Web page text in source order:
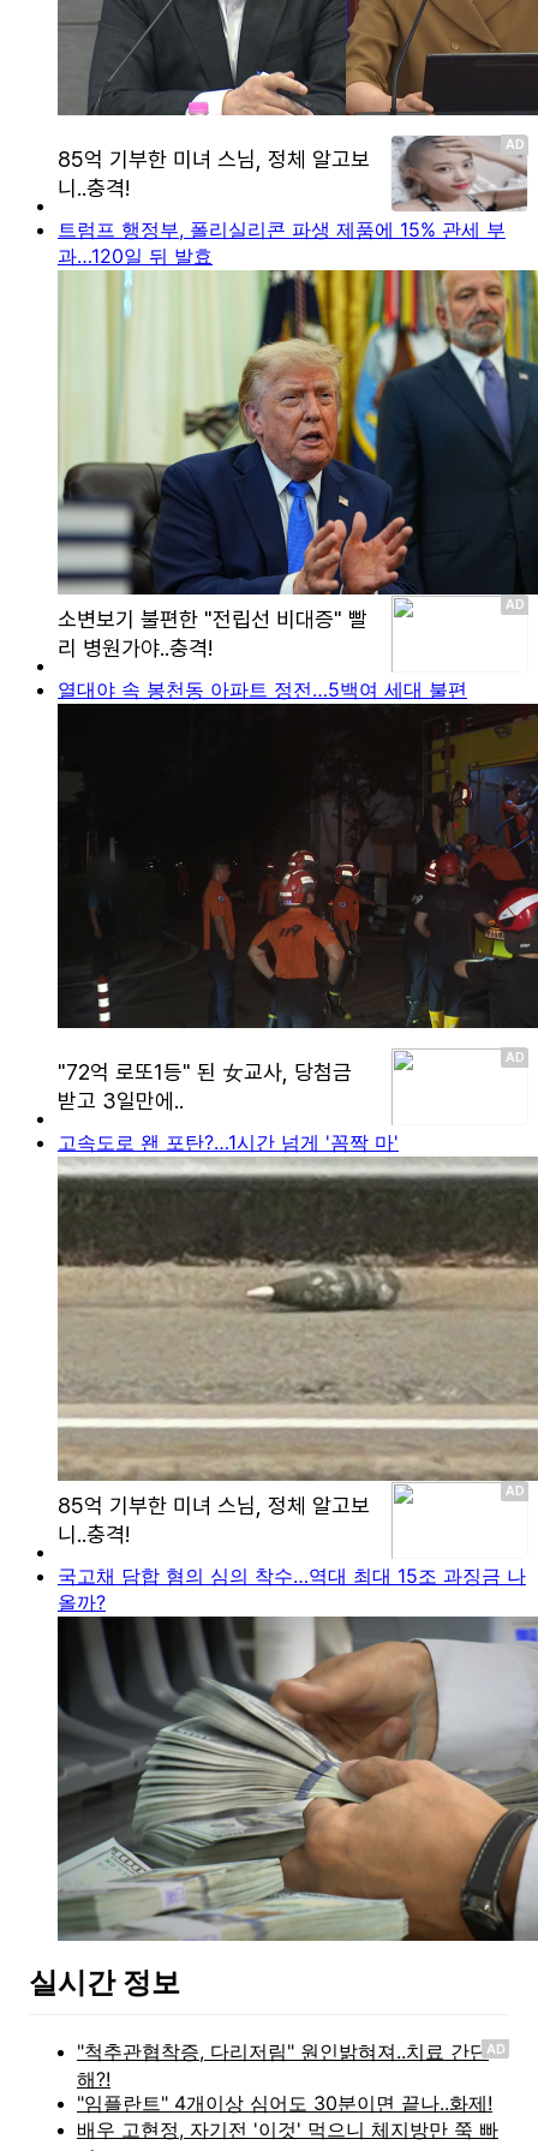
트럼프 행정부, 폴리실리콘 파생 제품에 15% 관세 부
과…120일 뒤 발효
열대야 속 봉천동 아파트 정전…5백여 세대 불편
고속도로 왠 포탄?…1시간 넘게 '꼼짝 마'
국고채 담합 혐의 심의 착수…역대 최대 15조 과징금 나
올까?
실시간 정보
AD